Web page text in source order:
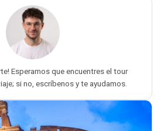
Esperamos que encuentres el tour
si no, escríbenos y te ayudamos.